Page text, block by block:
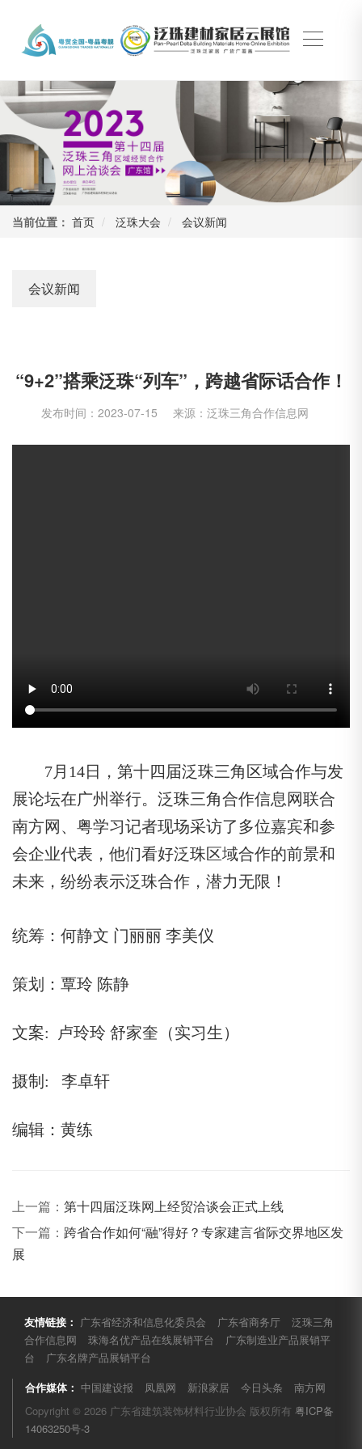
当前位置： 首页 泛珠大会 会议新闻
会议新闻
“9+2”搭乘泛珠“列车”，跨越省际话合作！
发布时间：2023-07-15 来源：泛珠三角合作信息网
7月14日，第十四届泛珠三角区域合作与发
展论坛在广州举行。泛珠三角合作信息网联合
南方网、粤学习记者现场采访了多位嘉宾和参
会企业代表，他们看好泛珠区域合作的前景和
未来，纷纷表示泛珠合作，潜力无限！
统筹：何静文 门丽丽 李美仪
策划：覃玲 陈静
文案: 卢玲玲 舒家奎（实习生）
摄制: 李卓轩
编辑：黄练
上一篇： 第十四届泛珠网上经贸洽谈会正式上线
下一篇： 跨省合作如何“融”得好？专家建言省际交界地区发
展
友情链接： 广东省经济和信息化委员会 广东省商务厅
泛珠三角
合作信息网
珠海名优产品在线展销平台
广东制造业产品展销平
台
广东名牌产品展销平台
合作媒体： 中国建设报 凤凰网 新浪家居 今日头条
南方网
Copyright © 2026 广东省建筑装饰材料行业协会 版权所有 粤ICP备
14063250号-3